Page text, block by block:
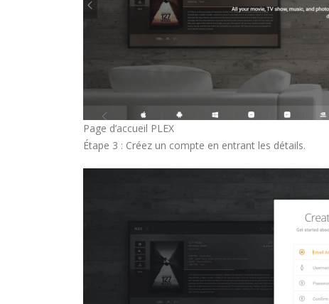
Page d’accueil PLEX
Étape 3 : Créez un compte en entrant les détails.